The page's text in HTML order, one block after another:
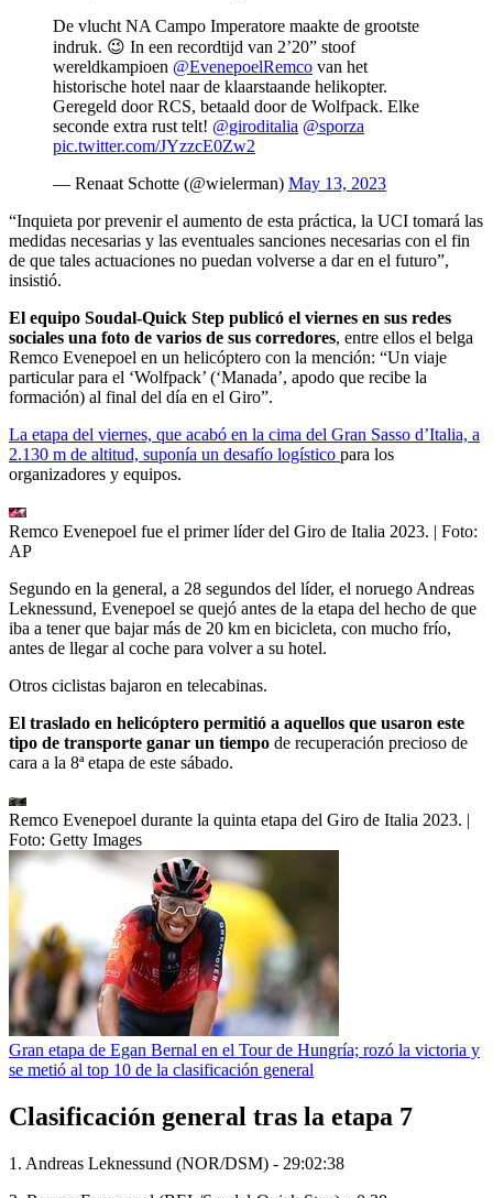
De vlucht NA Campo Imperatore maakte de grootste
indruk. 😉 In een recordtijd van 2’20” stoof
wereldkampioen @EvenepoelRemco van het
historische hotel naar de klaarstaande helikopter.
Geregeld door RCS, betaald door de Wolfpack. Elke
seconde extra rust telt! @giroditalia @sporza
pic.twitter.com/JYzzcE0Zw2
— Renaat Schotte (@wielerman) May 13, 2023
“Inquieta por prevenir el aumento de esta práctica, la UCI tomará las
medidas necesarias y las eventuales sanciones necesarias con el fin
de que tales actuaciones no puedan volverse a dar en el futuro”,
insistió.
El equipo Soudal-Quick Step publicó el viernes en sus redes
sociales una foto de varios de sus corredores, entre ellos el belga
Remco Evenepoel en un helicóptero con la mención: “Un viaje
particular para el ‘Wolfpack’ (‘Manada’, apodo que recibe la
formación) al final del día en el Giro”.
La etapa del viernes, que acabó en la cima del Gran Sasso d’Italia, a
2.130 m de altitud, suponía un desafío logístico para los
organizadores y equipos.
Remco Evenepoel fue el primer líder del Giro de Italia 2023. | Foto:
AP
Segundo en la general, a 28 segundos del líder, el noruego Andreas
Leknessund, Evenepoel se quejó antes de la etapa del hecho de que
iba a tener que bajar más de 20 km en bicicleta, con mucho frío,
antes de llegar al coche para volver a su hotel.
Otros ciclistas bajaron en telecabinas.
El traslado en helicóptero permitió a aquellos que usaron este
tipo de transporte ganar un tiempo de recuperación precioso de
cara a la 8ª etapa de este sábado.
Remco Evenepoel durante la quinta etapa del Giro de Italia 2023. |
Foto: Getty Images
Gran etapa de Egan Bernal en el Tour de Hungría; rozó la victoria y
se metió al top 10 de la clasificación general
Clasificación general tras la etapa 7
1. Andreas Leknessund (NOR/DSM) - 29:02:38